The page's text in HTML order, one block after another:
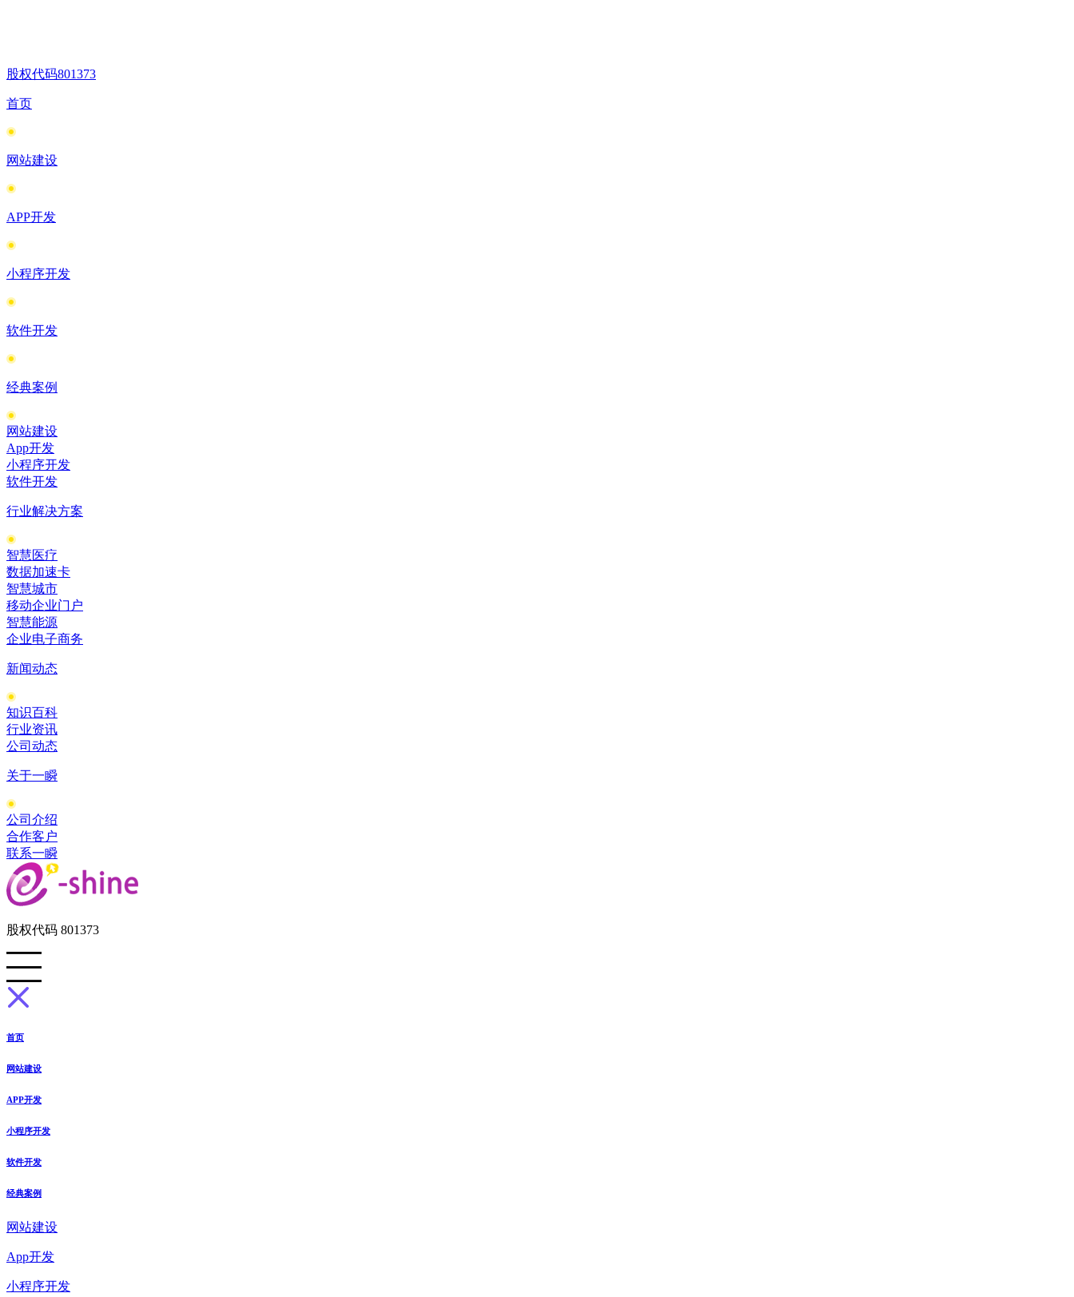
股权代码801373
首页
网站建设
APP开发
小程序开发
软件开发
经典案例
网站建设
App开发
小程序开发
软件开发
行业解决方案
智慧医疗
数据加速卡
智慧城市
移动企业门户
智慧能源
企业电子商务
新闻动态
知识百科
行业资讯
公司动态
关于一瞬
公司介绍
合作客户
联系一瞬
股权代码 801373
首页
网站建设
APP开发
小程序开发
软件开发
经典案例
网站建设
App开发
小程序开发